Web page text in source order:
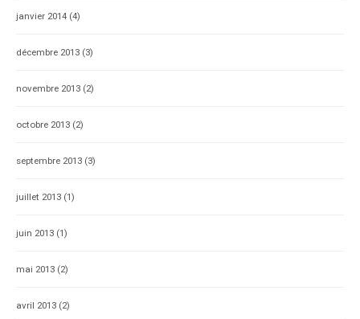
janvier 2014 (4)
décembre 2013 (3)
novembre 2013 (2)
octobre 2013 (2)
septembre 2013 (3)
juillet 2013 (1)
juin 2013 (1)
mai 2013 (2)
avril 2013 (2)